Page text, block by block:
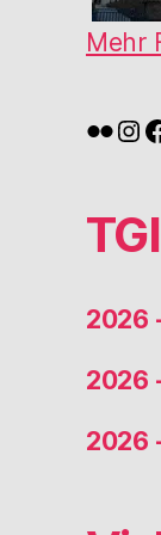
Mehr
Flickr
2026
2026
2026